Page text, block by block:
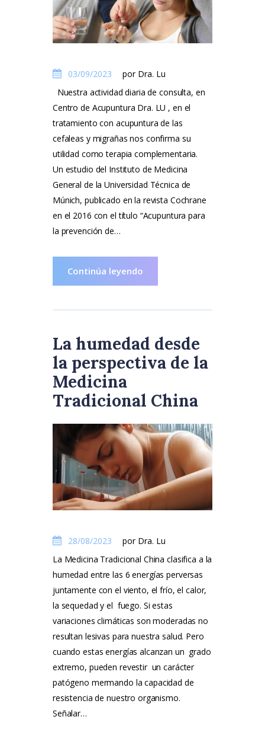
03/09/2023
por Dra. Lu
Nuestra actividad diaria de consulta, en
Centro de Acupuntura Dra. LU , en el
tratamiento con acupuntura de las
cefaleas y migrañas nos confirma su
utilidad como terapia complementaria.
Un estudio del Instituto de Medicina
General de la Universidad Técnica de
Múnich, publicado en la revista Cochrane
en el 2016 con el título “Acupuntura para
la prevención de…
Continúa leyendo
La humedad desde
la perspectiva de la
Medicina
Tradicional China
28/08/2023
por Dra. Lu
La Medicina Tradicional China clasifica a la
humedad entre las 6 energías perversas
juntamente con el viento, el frío, el calor,
la sequedad y el fuego. Si estas
variaciones climáticas son moderadas no
resultan lesivas para nuestra salud. Pero
cuando estas energías alcanzan un grado
extremo, pueden revestir un carácter
patógeno mermando la capacidad de
resistencia de nuestro organismo.
Señalar…